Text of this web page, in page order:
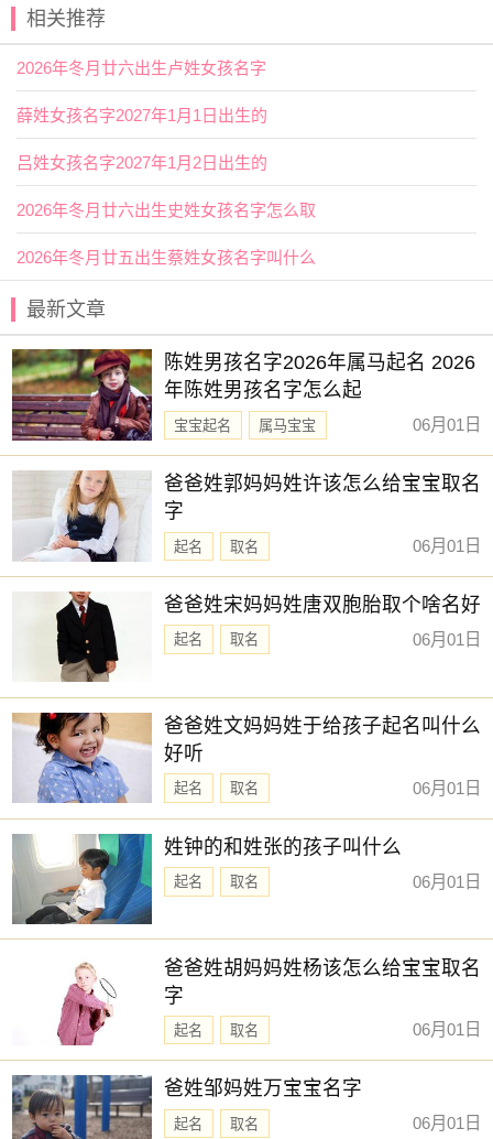
赐子好名，能伴子一生。想给宝宝取一个好名字吗？选
择下方的【宝宝起名】，为孩子起一个吉利的好名字吧。
相关推荐
2026年冬月廿六出生卢姓女孩名字
薛姓女孩名字2027年1月1日出生的
吕姓女孩名字2027年1月2日出生的
2026年冬月廿六出生史姓女孩名字怎么取
2026年冬月廿五出生蔡姓女孩名字叫什么
最新文章
陈姓男孩名字2026年属马起名 2026
年陈姓男孩名字怎么起
宝宝起名
属马宝宝
新生儿取名
06月01日
爸爸姓郭妈妈姓许该怎么给宝宝取名
字
起名 取名 06月01日
爸爸姓宋妈妈姓唐双胞胎取个啥名好
起名 取名 06月01日
爸爸姓文妈妈姓于给孩子起名叫什么
好听
起名 取名 06月01日
姓钟的和姓张的孩子叫什么
起名 取名 06月01日
爸爸姓胡妈妈姓杨该怎么给宝宝取名
字
起名 取名 06月01日
爸姓邹妈姓万宝宝名字
起名 取名 06月01日